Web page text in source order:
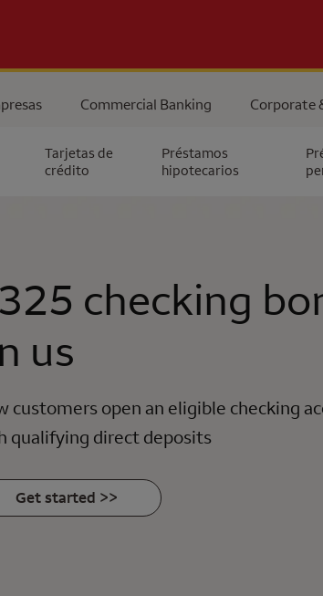
Tarjetas de
crédito
Préstamos
hipotecarios
Commercial Banking Corporate
checking
us
customers open an eligible checking
qualifying direct deposits
Get started >>